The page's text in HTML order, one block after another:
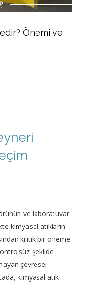
Önemi ve
ve laboratuvar
kimyasal atıkların
kritik bir öneme
şekilde
çevresel
kimyasal atık